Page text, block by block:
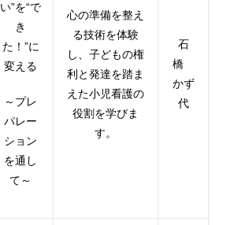
い”を“で
き
た！”に
変える
～プレ
パレー
ション
を通し
て～
心の準備を整え
る技術を体験
し、子どもの権
利と発達を踏ま
えた小児看護の
役割を学びま
す。
石
橋
かず
代